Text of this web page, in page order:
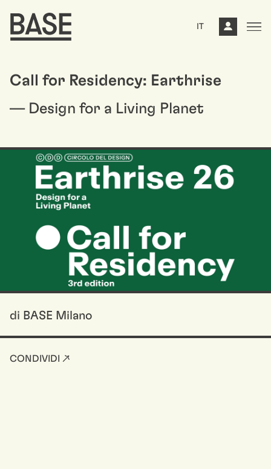
IT
Call for Residency: Earthrise
— Design for a Living Planet
di BASE Milano
CONDIVIDI ↗